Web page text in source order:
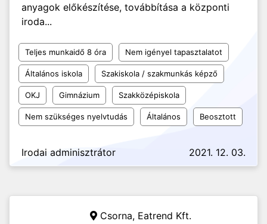
anyagok előkészítése, továbbítása a központi
iroda...
Teljes munkaidő 8 óra Nem igényel tapasztalatot
Általános iskola Szakiskola / szakmunkás képző
OKJ Gimnázium Szakközépiskola
Nem szükséges nyelvtudás Általános Beosztott
Irodai adminisztrátor 2021. 12. 03.
Csorna, Eatrend Kft.